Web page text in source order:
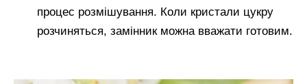
процес розмішування. Коли кристали цукру
розчиняться, замінник можна вважати готовим.